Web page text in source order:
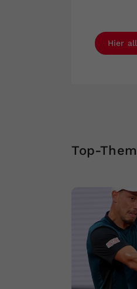
Hier
Top-